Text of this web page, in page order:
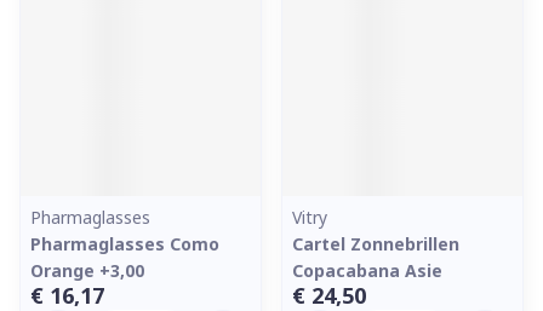
Pharmaglasses
Pharmaglasses Como
Orange +3,00
€ 16,17
Vitry
Cartel Zonnebrillen
Copacabana Asie
€ 24,50